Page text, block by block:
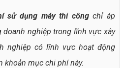
sử dụng máy thi côngchỉ áp
nghiệp trong lĩnh vực xây
nghiệp có lĩnh vực hoạt động
khoản mục chi phí này.